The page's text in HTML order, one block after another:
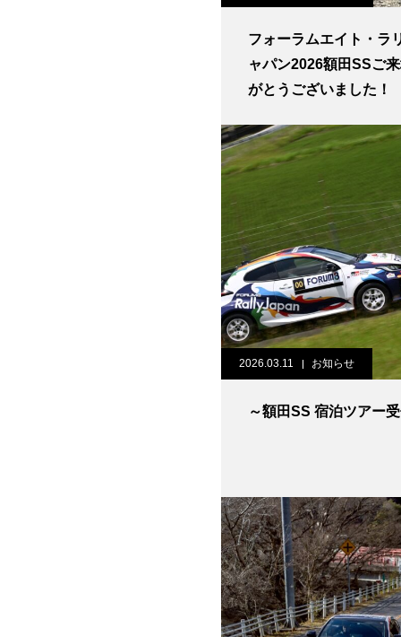
フォーラムエイト・ラ
ャパン2026額田SSご
がとうございました！
2026.03.11 お知らせ
～額田SS 宿泊ツアー